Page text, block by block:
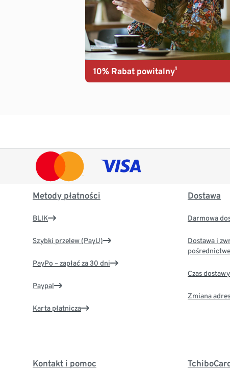
10% Rabat powitalny¹
Metody płatności
BLIK
Szybki przelew (PayU)
PayPo – zapłać za 30 dni
Paypal
Karta płatnicza
Dostawa
Darmowa
Dostawa i
Czas dostawy
Zmiana
Kontakt i pomoc